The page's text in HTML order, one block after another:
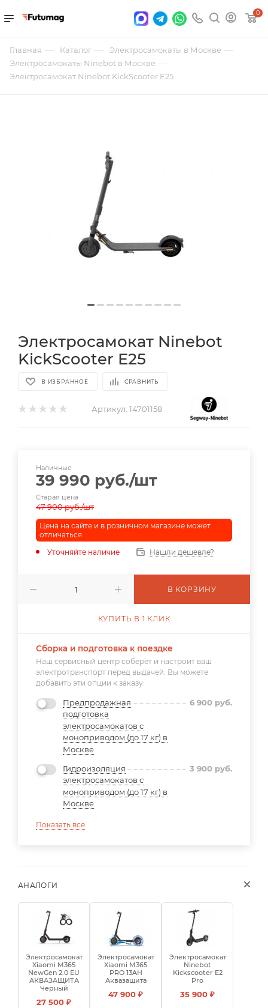
0
Главная — Каталог — Электросамокаты в Москве —
Электросамокаты Ninebot в Москве —
Электросамокат Ninebot KickScooter E25
Электросамокат Ninebot
KickScooter E25
В ИЗБРАННОЕ СРАВНИТЬ
Артикул: 14701158
Наличные
39 990 руб./шт
Старая цена
47 900руб./шт
Цена на сайте и в розничном магазине может
отличаться
Уточняйте наличие
Нашли дешевле?
В КОРЗИНУ
КУПИТЬ В 1 КЛИК
Сборка и подготовка к поездке
Наш сервисный центр соберёт и настроит ваш
электротранспорт перед выдачей. Вы можете
добавить эти опции к заказу:
Предпродажная
подготовка
электросамокатов с
моноприводом (до 17 кг) в
Москве
6 900 руб.
Гидроизоляция
электросамокатов с
моноприводом (до 17 кг) в
Москве
3 900 руб.
Показать все
АНАЛОГИ
Электросамокат
Xiaomi M365
NewGen 2.0 EU
АКВАЗАЩИТА
Черный
27 500 ₽
Электросамокат
Xiaomi M365
PRO 13AH
Аквазащита
47 900 ₽
Электросамокат
Ninebot
Kickscooter E2
Pro
35 900 ₽